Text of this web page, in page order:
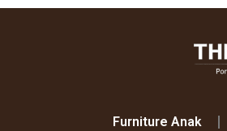
Furniture Anak